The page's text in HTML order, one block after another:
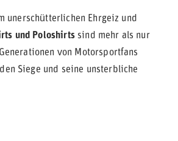
unerschütterlichen Ehrgeiz und
und Poloshirtssind mehr als nur
von Motorsportfans
Siege und seine unsterbliche